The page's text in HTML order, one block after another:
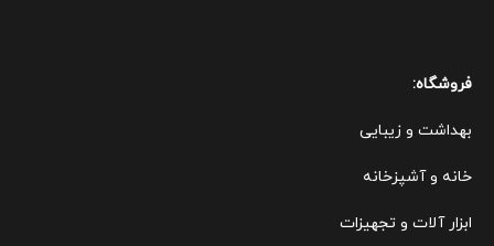
فروشگاه:
بهداشت و زیبایی
خانه و آشپزخانه
ابزار آلات و تجهیزات